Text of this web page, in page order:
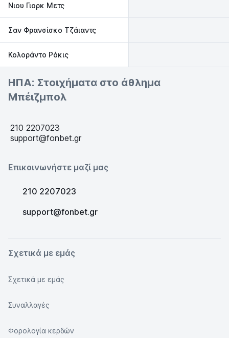
Νιου Γιορκ Μετς
Σαν Φρανσίσκο Τζάιαντς
Κολοράντο Ρόκις
ΗΠΑ: Στοιχήματα στο άθλημα
Μπέιζμπολ
210 2207023
support@fonbet.gr
Επικοινωνήστε μαζί μας
210 2207023
support@fonbet.gr
Σχετικά με εμάς
Σχετικά με εμάς
Συναλλαγές
Φορολογία κερδών